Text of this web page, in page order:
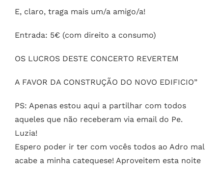
E, claro, traga mais um/a amigo/a!
Entrada: 5€ (com direito a consumo)
OS LUCROS DESTE CONCERTO REVERTEM
A FAVOR DA CONSTRUÇÃO DO NOVO EDIFICIO”
PS: Apenas estou aqui a partilhar com todos
aqueles que não receberam via email do Pe.
Luzia!
Espero poder ir ter com vocês todos ao Adro mal
acabe a minha catequese! Aproveitem esta noite